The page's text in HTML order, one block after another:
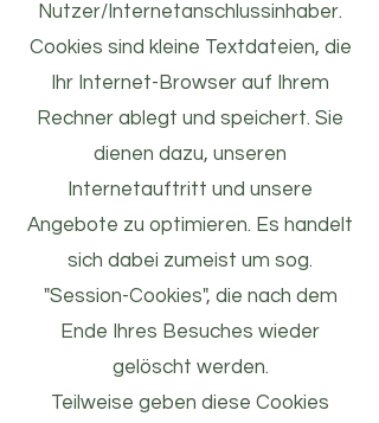
Nutzer/Internetanschlussinhaber.
Cookies sind kleine Textdateien, die
Ihr Internet-Browser auf Ihrem
Rechner ablegt und speichert. Sie
dienen dazu, unseren
Internetauftritt und unsere
Angebote zu optimieren. Es handelt
sich dabei zumeist um sog.
"Session-Cookies", die nach dem
Ende Ihres Besuches wieder
gelöscht werden.
Teilweise geben diese Cookies